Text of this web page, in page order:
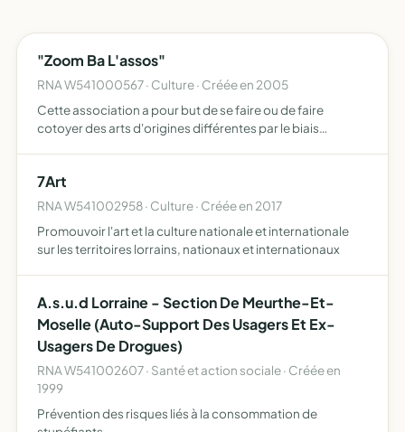
"Zoom Ba L'assos"
RNA W541000567 · Culture · Créée en 2005
Cette association a pour but de se faire ou de faire
cotoyer des arts d'origines différentes par le biais
proje…
7Art
RNA W541002958 · Culture · Créée en 2017
Promouvoir l'art et la culture nationale et internationale
sur les territoires lorrains, nationaux et internationaux
A.s.u.d Lorraine - Section De Meurthe-Et-
Moselle (Auto-Support Des Usagers Et Ex-
Usagers De Drogues)
RNA W541002607 · Santé et action sociale · Créée en
1999
Prévention des risques liés à la consommation de